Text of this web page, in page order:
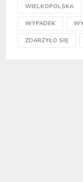
WIELKOPOLSKA
WYPADEK
ZDARZYŁO SIĘ